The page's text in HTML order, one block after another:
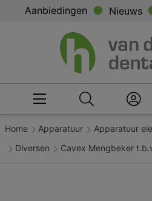
Aanbiedingen Nieuws
Home Apparatuur Apparatuur
Diversen
Cavex Mengbeker